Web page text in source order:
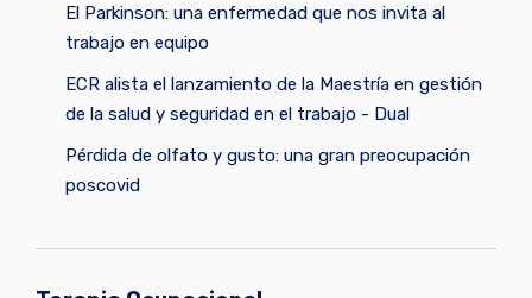
El Parkinson: una enfermedad que nos invita al
trabajo en equipo
ECR alista el lanzamiento de la Maestría en gestión
de la salud y seguridad en el trabajo - Dual
Pérdida de olfato y gusto: una gran preocupación
poscovid